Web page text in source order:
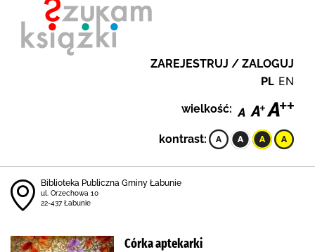
ZAREJESTRUJ / ZALOGUJ
PL EN
wielkość:
kontrast:
Biblioteka Publiczna Gminy Łabunie
ul. Orzechowa 10
22-437 Łabunie
Córka aptekarki